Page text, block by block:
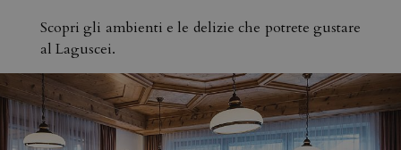
Scopri gli ambienti e le delizie che potrete gustare
al Laguscei.